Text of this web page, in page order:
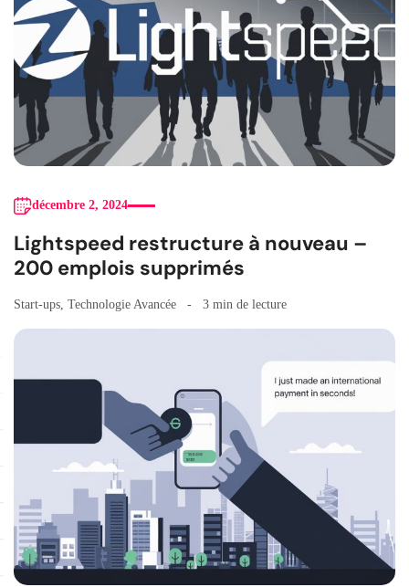
décembre 2, 2024
Lightspeed restructure à nouveau –
200 emplois supprimés
Start-ups, Technologie Avancée 3 min de lecture